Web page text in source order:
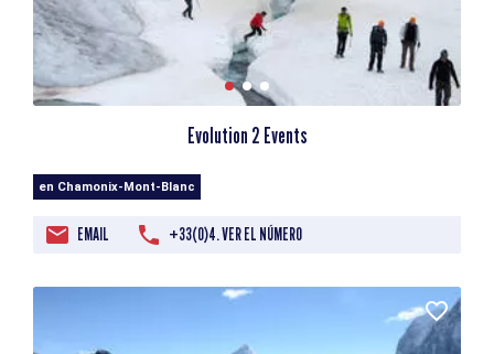
Evolution 2 Events
en Chamonix-Mont-Blanc
EMAIL +33(0)4. VER EL NÚMERO